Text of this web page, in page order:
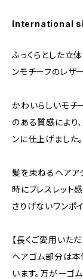
International
ふっくらとした立
ンモチーフのレザ
かわいらしいモチ
のある質感により
ンに仕上げました。
髪を束ねるヘアア
時にブレスレット
さりげないワンポ
【長くご愛用いた
ヘアゴム部分は本
います。万が一ゴ